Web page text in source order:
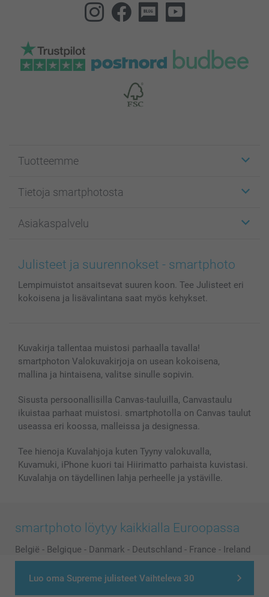
Luo oma Supreme julisteet Vaihteleva 30
Tuotteemme
Kuvakortit
Kuvakirjat
Valokuvat, Julisteet & Taskukirjat
Kännykkä & Tabletti
MyNameBook
Kuvakalenterit & Päivyrit
Kaikki kuvatuotteet
Tietoja smartphotosta
Affiliate ohjelma
Evästekäytäntö
Ehdot/takuut
Investor Relations
Asiakaspalvelu
100% tyytyväisyystakuu
Hinnat & maksutavat
Tilausten tila
Julisteet ja suurennokset - smartphoto
Lempimuistot ansaitsevat suuren koon. Tee Julisteet eri
kokoisena ja lisävalintana saat myös kehykset.
Kuvakirja tallentaa muistosi parhaalla tavalla!
smartphoton Valokuvakirjoja on usean kokoisena,
mallina ja hintaisena, valitse sinulle sopivin.
Sisusta persoonallisilla Canvas-tauluilla, Canvastaulu
ikuistaa parhaat muistosi. smartphotolla on Canvas taulut
useassa eri koossa, malleissa ja designessa.
Tee hienoja Kuvalahjoja kuten Tyyny valokuvalla,
Kuvamuki, iPhone kuori tai Hiirimatto parhaista kuvistasi.
Kuvalahja on täydellinen lahja perheelle ja ystäville.
smartphoto löytyy kaikkialla Euroopassa
België - Belgique - Danmark - Deutschland - France - Ireland
Switzerland
Suomi - Sverige - United Kingdom
Other Countries